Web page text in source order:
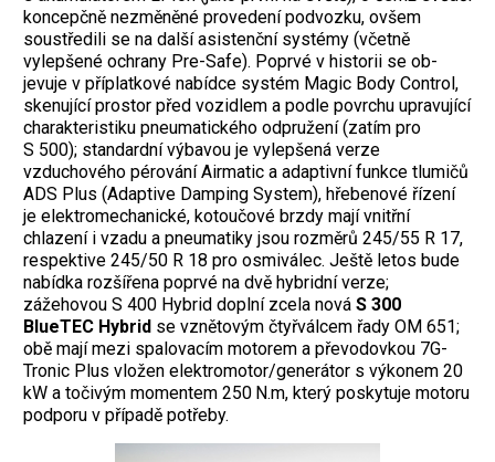
koncepčně nezměněné provedení podvozku, ovšem
soustředili se na další asistenční systémy (včetně
vylepšené ochrany Pre-Safe). Poprvé v historii se ob-
jevuje v příplatkové nabídce systém Magic Body Control,
skenující prostor před vozidlem a podle povrchu upravující
charakteristiku pneumatického odpružení (zatím pro
S 500); standardní výbavou je vylepšená verze
vzduchového pérování Airmatic a adaptivní funkce tlumičů
ADS Plus (Adaptive Damping System), hřebenové řízení
je elektromechanické, kotoučové brzdy mají vnitřní
chlazení i vzadu a pneumatiky jsou rozměrů 245/55 R 17,
respektive 245/50 R 18 pro osmiválec. Ještě letos bude
nabídka rozšířena poprvé na dvě hybridní verze;
zážehovou S 400 Hybrid doplní zcela nová S 300
BlueTEC Hybrid se vznětovým čtyřválcem řady OM 651;
obě mají mezi spalovacím motorem a převodovkou 7G-
Tronic Plus vložen elektromotor/generátor s výkonem 20
kW a točivým momentem 250 N.m, který poskytuje motoru
podporu v případě potřeby.